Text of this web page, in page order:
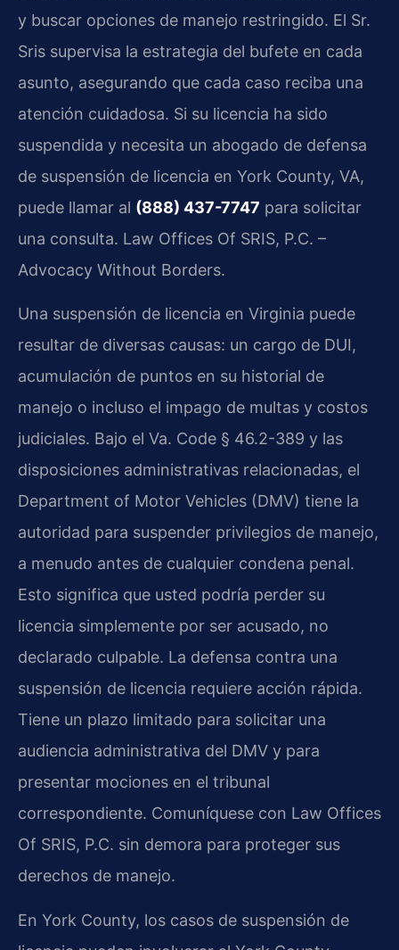
y buscar opciones de manejo restringido. El Sr.
Sris supervisa la estrategia del bufete en cada
asunto, asegurando que cada caso reciba una
atención cuidadosa. Si su licencia ha sido
suspendida y necesita un abogado de defensa
de suspensión de licencia en York County, VA,
puede llamar al (888) 437-7747 para solicitar
una consulta. Law Offices Of SRIS, P.C. –
Advocacy Without Borders.
Una suspensión de licencia en Virginia puede
resultar de diversas causas: un cargo de DUI,
acumulación de puntos en su historial de
manejo o incluso el impago de multas y costos
judiciales. Bajo el Va. Code § 46.2-389 y las
disposiciones administrativas relacionadas, el
Department of Motor Vehicles (DMV) tiene la
autoridad para suspender privilegios de manejo,
a menudo antes de cualquier condena penal.
Esto significa que usted podría perder su
licencia simplemente por ser acusado, no
declarado culpable. La defensa contra una
suspensión de licencia requiere acción rápida.
Tiene un plazo limitado para solicitar una
audiencia administrativa del DMV y para
presentar mociones en el tribunal
correspondiente. Comuníquese con Law Offices
Of SRIS, P.C. sin demora para proteger sus
derechos de manejo.
En York County, los casos de suspensión de